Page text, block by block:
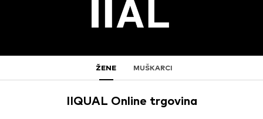
ŽENE MUŠKARCI
IIQUAL Online trgovina